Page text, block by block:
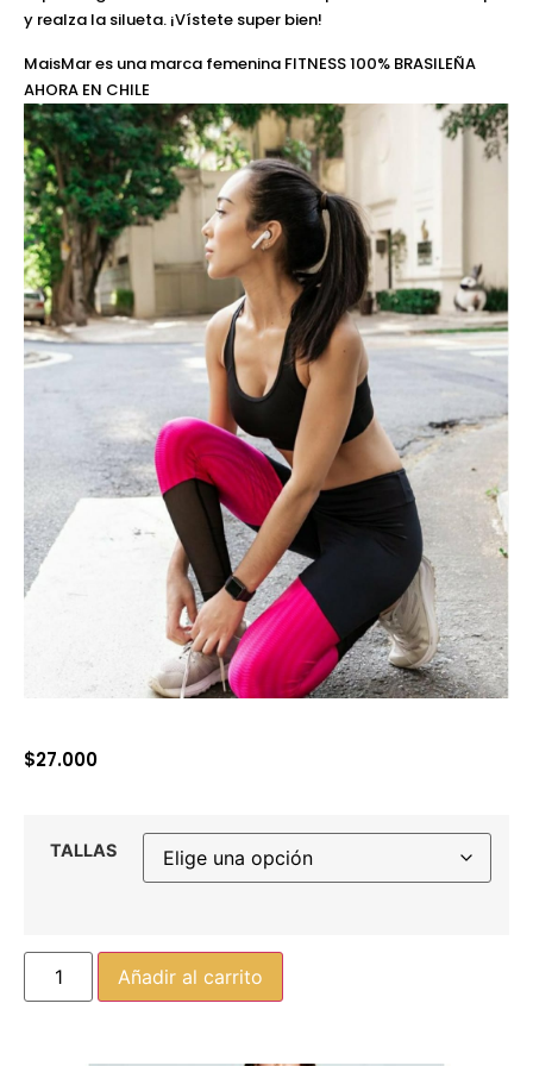
y realza la silueta. ¡Vístete super bien!
MaisMar es una marca femenina FITNESS 100% BRASILEÑA
AHORA EN CHILE
$27.000
TALLAS
Añadir al carrito